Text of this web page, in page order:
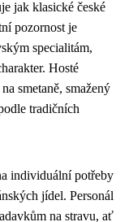
jak klasické české
pozornost je
specialitám,
Hosté
smetaně, smažený
tradičních
individuální potřeby
jídel. Personál
na stravu, ať